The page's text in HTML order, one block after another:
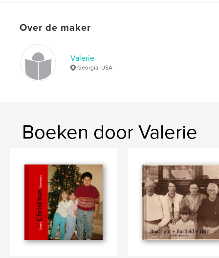
Over de maker
Valerie
Georgia, USA
Boeken door Valerie